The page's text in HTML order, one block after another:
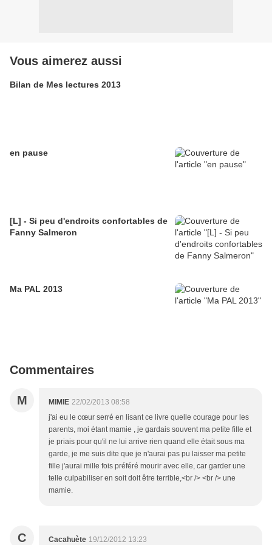
Vous aimerez aussi
Bilan de Mes lectures 2013
en pause
[L] - Si peu d'endroits confortables de
Fanny Salmeron
Ma PAL 2013
Commentaires
M MIMIE 22/02/2013 08:58
j'ai eu le cœur serré en lisant ce livre quelle courage pour les
parents, moi étant mamie , je gardais souvent ma petite fille et
je priais pour qu'il ne lui arrive rien quand elle était sous ma
garde, je me suis dite que je n'aurai pas pu laisser ma petite
fille j'aurai mille fois préféré mourir avec elle, car garder une
telle culpabiliser en soit doit être terrible,<br /> <br /> une
mamie.
C Cacahuète 19/12/2012 13:23